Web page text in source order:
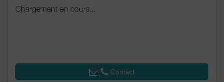
Chargement en cours...
Contact